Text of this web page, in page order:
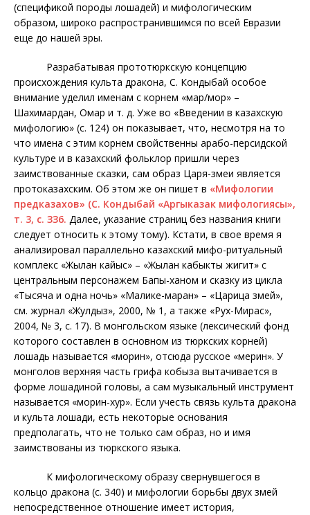
(спецификой породы лошадей) и мифологическим
образом, широко распространившимся по всей Евразии
еще до нашей эры.
Разрабатывая прототюркскую концепцию
происхождения культа дракона, С. Кондыбай особое
внимание уделил именам с корнем «мар/мор» –
Шахимардан, Омар и т. д. Уже во «Введении в казахскую
мифологию» (с. 124) он показывает, что, несмотря на то
что имена с этим корнем свойственны арабо-персидской
культуре и в казахский фольклор пришли через
заимствованные сказки, сам образ Царя-змеи является
протоказахским. Об этом же он пишет в «Мифологии
предказахов» (С. Кондыбай «Аргыказак мифологиясы»,
т. 3, с. ЗЗ6. Далее, указание страниц без названия книги
следует относить к этому тому). Кстати, в свое время я
анализировал параллельно казахский мифо-ритуальный
комплекс «Жылан кайыс» – «Жылан кабыкты жигит» с
центральным персонажем Бапы-ханом и сказку из цикла
«Тысяча и одна ночь» «Малике-маран» – «Царица змей»,
см. журнал «Жулдыз», 2000, № 1, а также «Рух-Мирас»,
2004, № 3, с. 17). В монгольском языке (лексический фонд
которого составлен в основном из тюркских корней)
лошадь называется «морин», отсюда русское «мерин». У
монголов верхняя часть грифа кобыза вытачивается в
форме лошадиной головы, а сам музыкальный инструмент
называется «морин-хур». Если учесть связь культа дракона
и культа лошади, есть некоторые основания
предполагать, что не только сам образ, но и имя
заимствованы из тюркского языка.
К мифологическому образу свернувшегося в
кольцо дракона (с. 340) и мифологии борьбы двух змей
непосредственное отношение имеет история,